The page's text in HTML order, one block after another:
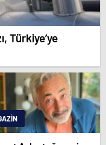
Türkiye’ye